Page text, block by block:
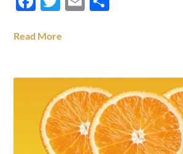
Read More